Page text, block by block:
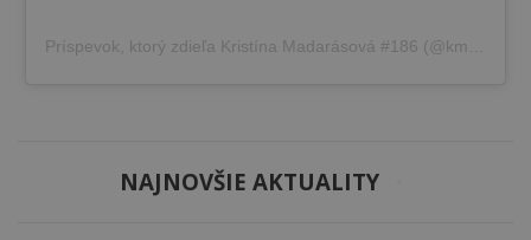
NAJNOVŠIE AKTUALITY